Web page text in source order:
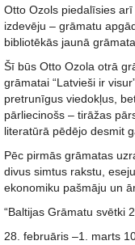
Otto Ozols piedalīsies
izdevēju – grāmatu
bibliotēkās jaunā
Šī būs Otto Ozola otrā
grāmatai “Latvieši ir
pretrunīgus viedokļus,
pārliecinošs – tirāžas
literatūrā pēdējo desmit
Pēc pirmās grāmatas
divus simtus rakstu,
ekonomiku pašmāju un
“Baltijas Grāmatu svētki
28. februāris –1. marts